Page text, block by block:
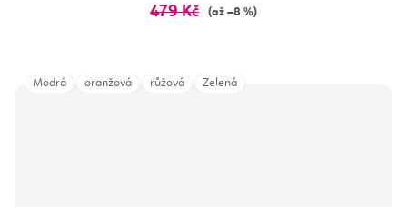
479 Kč (až –8 %)
Modrá oranžová růžová Zelená